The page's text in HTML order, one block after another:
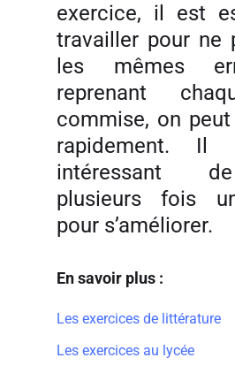
exercice, il est
travailler pour ne
les mêmes
reprenant
commise, on
rapidement. Il
intéressant
plusieurs fois
pour s’améliorer.
En savoir plus :
Les exercices de littérature
Les exercices au lycée